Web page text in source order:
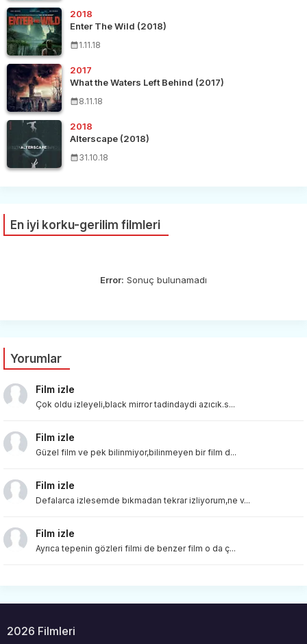
2018
Enter The Wild (2018)
1.11.18
2017
What the Waters Left Behind (2017)
8.11.18
2018
Alterscape (2018)
31.10.18
En iyi korku-gerilim filmleri
Error: Sonuç bulunamadı
Yorumlar
Film izle
Çok oldu izleyeli,black mirror tadindaydi azıcık.s...
Film izle
Güzel film ve pek bilinmiyor,bilinmeyen bir film d...
Film izle
Defalarca izlesemde bıkmadan tekrar izliyorum,ne v...
Film izle
Ayrıca tepenin gözleri filmi de benzer film o da ç...
2026 Filmleri